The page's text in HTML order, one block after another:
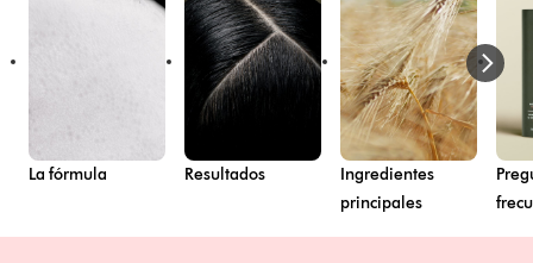
La fórmula Resultados
Ingredientes
principales